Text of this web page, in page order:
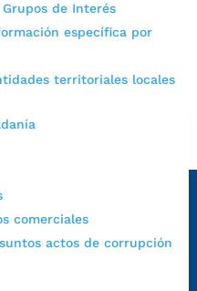
de Interés
específica por
territoriales locales
comerciales
actos de corrupción
2022
inscribirse y solicitar un
oficiales de